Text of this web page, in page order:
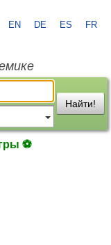
EN DE ES FR
Найти!
⚽